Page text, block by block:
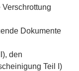
Verschrottung
Dokumente
den
Teil I)